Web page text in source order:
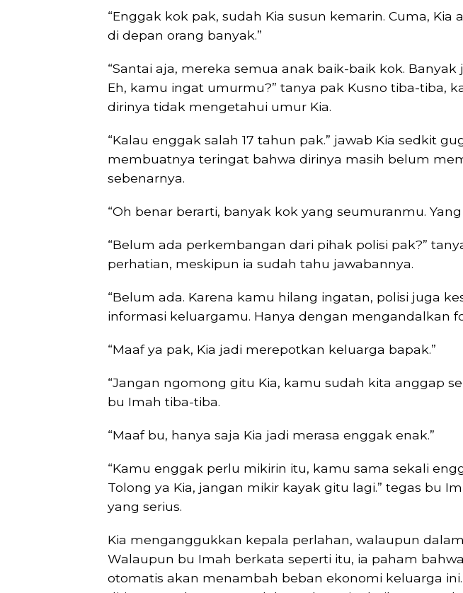
“Enggak kok pak, sudah Kia susun kemarin. Cuma,
di depan orang banyak.”
“Santai aja, mereka semua anak baik-baik kok. Banyak
Eh, kamu ingat umurmu?” tanya pak Kusno tiba-tiba,
dirinya tidak mengetahui umur Kia.
“Kalau enggak salah 17 tahun pak.” jawab Kia sedkit
membuatnya teringat bahwa dirinya masih belum
sebenarnya.
“Oh benar berarti, banyak kok yang seumuranmu.
“Belum ada perkembangan dari pihak polisi pak?”
perhatian, meskipun ia sudah tahu jawabannya.
“Belum ada. Karena kamu hilang ingatan, polisi juga
informasi keluargamu. Hanya dengan mengandalkan
“Maaf ya pak, Kia jadi merepotkan keluarga bapak.”
“Jangan ngomong gitu Kia, kamu sudah kita anggap
bu Imah tiba-tiba.
“Maaf bu, hanya saja Kia jadi merasa enggak enak.”
“Kamu enggak perlu mikirin itu, kamu sama sekali
Tolong ya Kia, jangan mikir kayak gitu lagi.” tegas bu
yang serius.
Kia menganggukkan kepala perlahan, walaupun
Walaupun bu Imah berkata seperti itu, ia paham
otomatis akan menambah beban ekonomi keluarga